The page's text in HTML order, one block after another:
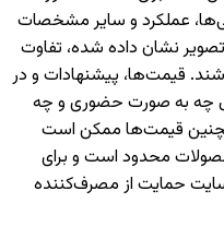
عملکرد و سایر مشخصات
نشان داده شده، تفاوت
قیمت‌ها، پیشنهادات و در
چه به صورت حضوری و چه
قیمت‌ها ممکن است
محدود است و برای
حمایت از مصرف‌کننده